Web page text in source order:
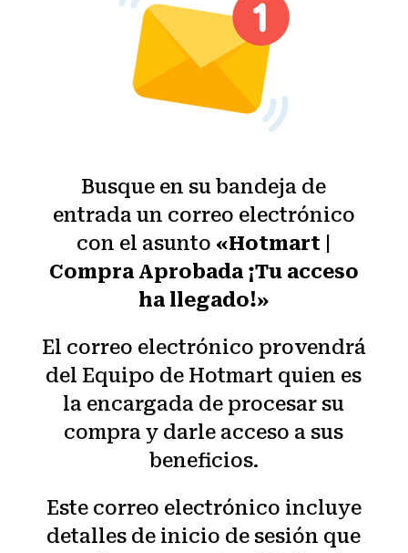
Busque en su bandeja de
entrada un correo electrónico
con el asunto «Hotmart |
Compra Aprobada ¡Tu acceso
ha llegado!»
El correo electrónico provendrá
del Equipo de Hotmart quien es
la encargada de procesar su
compra y darle acceso a sus
beneficios.
Este correo electrónico incluye
detalles de inicio de sesión que